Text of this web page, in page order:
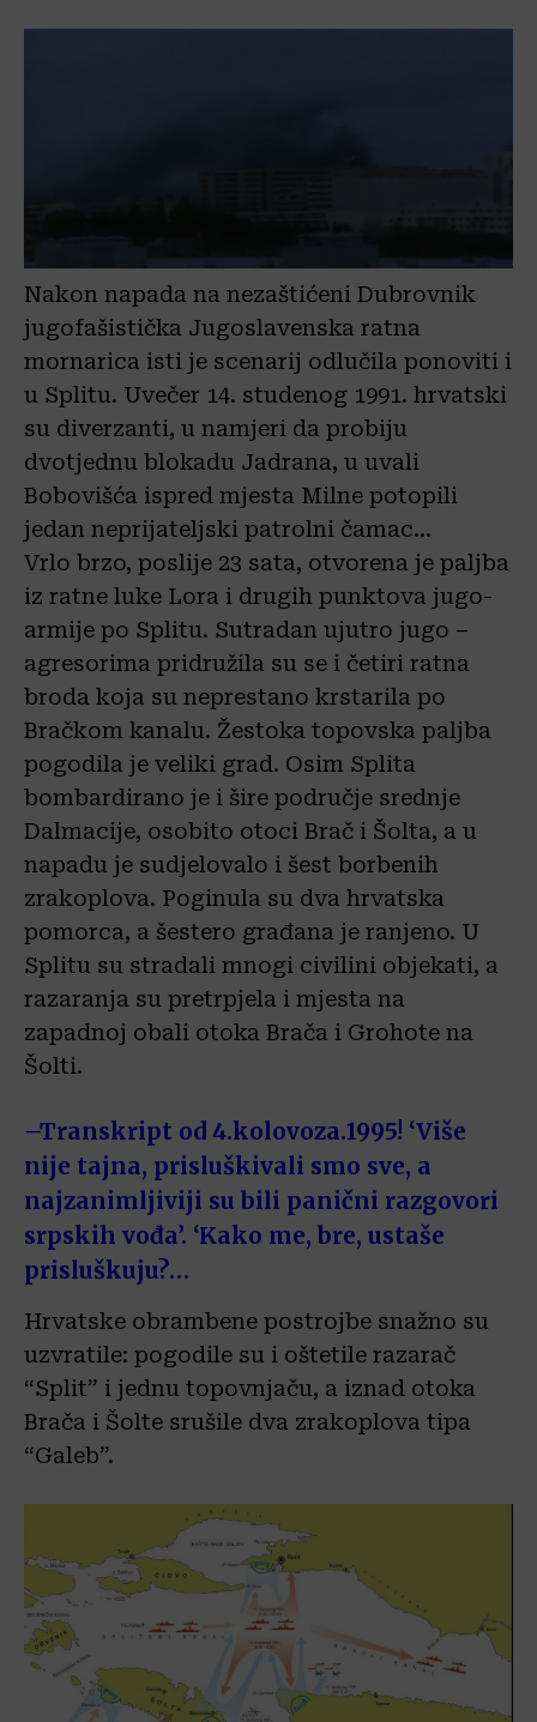
Nakon napada na nezaštićeni Dubrovnik
jugofašistička Jugoslavenska ratna
mornarica isti je scenarij odlučila ponoviti i
u Splitu. Uvečer 14. studenog 1991. hrvatski
su diverzanti, u namjeri da probiju
dvotjednu blokadu Jadrana, u uvali
Bobovišća ispred mjesta Milne potopili
jedan neprijateljski patrolni čamac…
Vrlo brzo, poslije 23 sata, otvorena je paljba
iz ratne luke Lora i drugih punktova jugo-
armije po Splitu. Sutradan ujutro jugo –
agresorima pridružila su se i četiri ratna
broda koja su neprestano krstarila po
Bračkom kanalu. Žestoka topovska paljba
pogodila je veliki grad. Osim Splita
bombardirano je i šire područje srednje
Dalmacije, osobito otoci Brač i Šolta, a u
napadu je sudjelovalo i šest borbenih
zrakoplova. Poginula su dva hrvatska
pomorca, a šestero građana je ranjeno. U
Splitu su stradali mnogi civilini objekati, a
razaranja su pretrpjela i mjesta na
zapadnoj obali otoka Brača i Grohote na
Šolti.
–Transkript od 4.kolovoza.1995! ‘Više
nije tajna, prisluškivali smo sve, a
najzanimljiviji su bili panični razgovori
srpskih vođa’. ‘Kako me, bre, ustaše
prisluškuju?…
Hrvatske obrambene postrojbe snažno su
uzvratile: pogodile su i oštetile razarač
“Split” i jednu topovnjaču, a iznad otoka
Brača i Šolte srušile dva zrakoplova tipa
“Galeb”.